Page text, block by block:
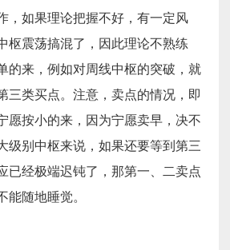
，如果理论把握不好，有一定风
枢震荡搞混了，因此理论不熟练
的来，例如对周线中枢的突破，就
三类买点。注意，卖点的情况，即
愿按小的来，因为宁愿卖早，决不
级别中枢来说，如果还要等到第三
已经极端迟钝了，那第一、二卖点
能随地睡觉。